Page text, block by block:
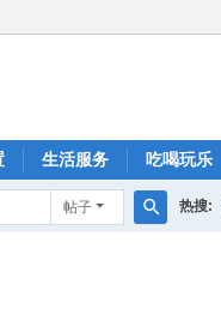
生活服务 吃喝玩乐
帖子 热搜: